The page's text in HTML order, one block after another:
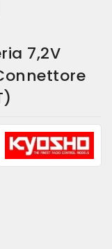
7,2V